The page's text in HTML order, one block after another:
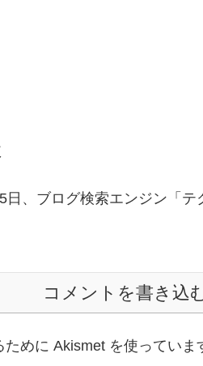
、ブログ検索エンジン「
コメントを書き込
めに Akismet を使っていま